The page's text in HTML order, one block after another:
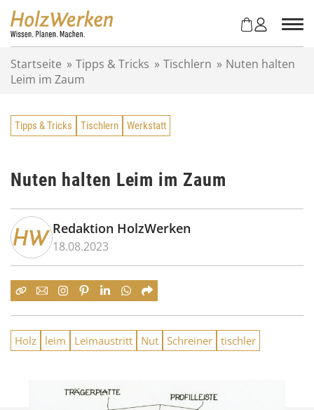
Startseite » Tipps & Tricks » Tischlern » Nuten halten
Leim im Zaum
Tipps & Tricks Tischlern Werkstatt
Nuten halten Leim im Zaum
Redaktion HolzWerken
18.08.2023
Holz leim Leimaustritt Nut Schreiner tischler